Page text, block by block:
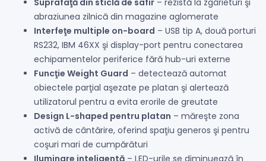
abraziunea zilnică din magazine aglomerate
Interfeţe multiple on-board – USB tip A, două porturi
RS232, IBM 46XX şi display-port pentru conectarea
echipamentelor periferice fără hub-uri externe
Funcţie Weight Guard – detectează automat
obiectele parţial aşezate pe platan şi alertează
utilizatorul pentru a evita erorile de greutate
Design L-shaped pentru platan – măreşte zona
activă de cântărire, oferind spaţiu generos şi pentru
coşuri mari de cumpărături
Iluminare inteligentă – LED-urile se diminuează în